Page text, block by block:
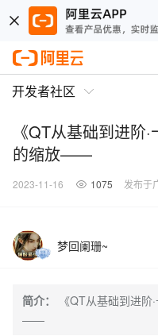
开发者社区
《QT从基础到进阶
的缩放——
2023-11-16 1075 发布于
梦回阑珊~
简介：
《QT从基础到进
——